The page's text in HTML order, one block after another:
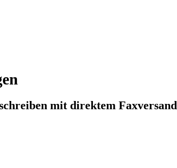
mit direktem Faxversand